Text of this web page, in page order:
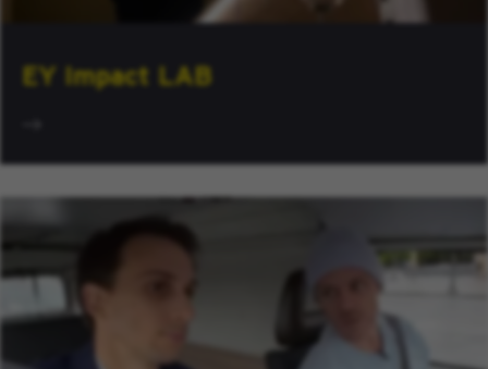
EY Impact LAB